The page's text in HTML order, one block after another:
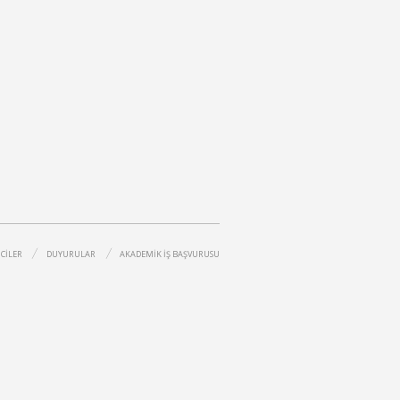
DUYURULAR AKADEMİK İŞ BAŞVURUSU